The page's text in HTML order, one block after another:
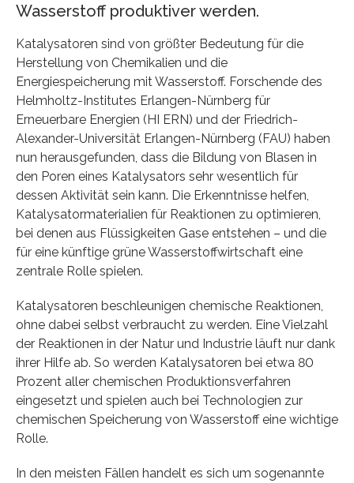
Wasserstoff produktiver werden.
Katalysatoren sind von größter Bedeutung für die
Herstellung von Chemikalien und die
Energiespeicherung mit Wasserstoff. Forschende des
Helmholtz-Institutes Erlangen-Nürnberg für
Erneuerbare Energien (HI ERN) und der Friedrich-
Alexander-Universität Erlangen-Nürnberg (FAU) haben
nun herausgefunden, dass die Bildung von Blasen in
den Poren eines Katalysators sehr wesentlich für
dessen Aktivität sein kann. Die Erkenntnisse helfen,
Katalysatormaterialien für Reaktionen zu optimieren,
bei denen aus Flüssigkeiten Gase entstehen – und die
für eine künftige grüne Wasserstoffwirtschaft eine
zentrale Rolle spielen.
Katalysatoren beschleunigen chemische Reaktionen,
ohne dabei selbst verbraucht zu werden. Eine Vielzahl
der Reaktionen in der Natur und Industrie läuft nur dank
ihrer Hilfe ab. So werden Katalysatoren bei etwa 80
Prozent aller chemischen Produktionsverfahren
eingesetzt und spielen auch bei Technologien zur
chemischen Speicherung von Wasserstoff eine wichtige
Rolle.
In den meisten Fällen handelt es sich um sogenannte